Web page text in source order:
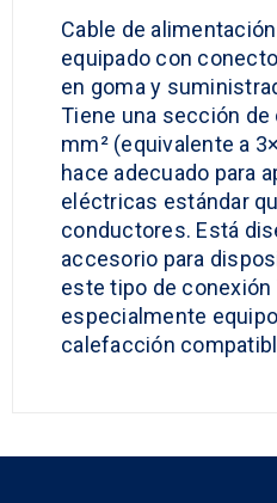
Cable de
equipado con
en goma y
Tiene una sección de
mm² (equivalente a
hace adecuado para
eléctricas estándar
conductores. Está
accesorio para
este tipo de conexión
especialmente
calefacción